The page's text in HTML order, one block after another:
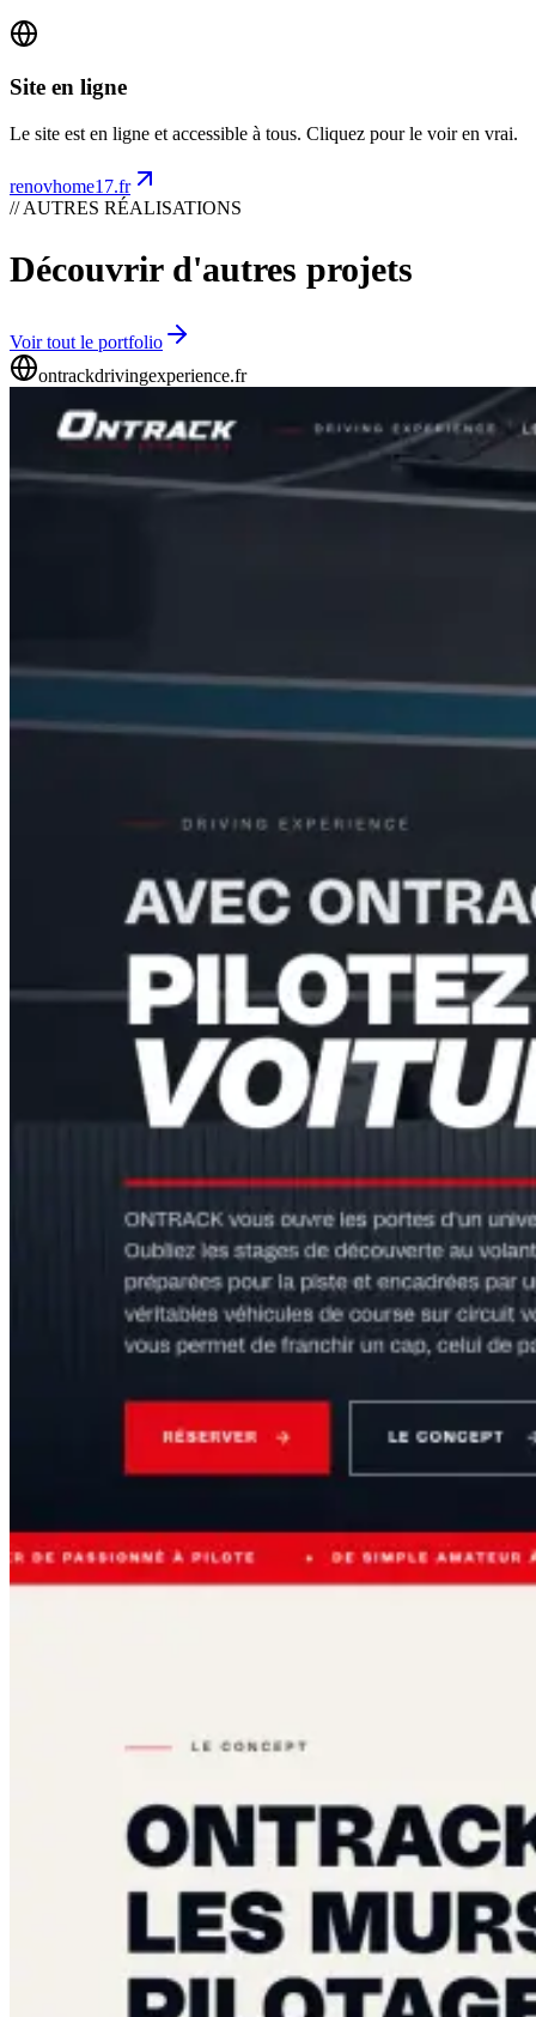
Site en ligne
Le site est en ligne et accessible à tous. Cliquez pour le voir en vrai.
renovhome17.fr
// AUTRES RÉALISATIONS
Découvrir d'autres projets
Voir tout le portfolio
ontrackdrivingexperience.fr